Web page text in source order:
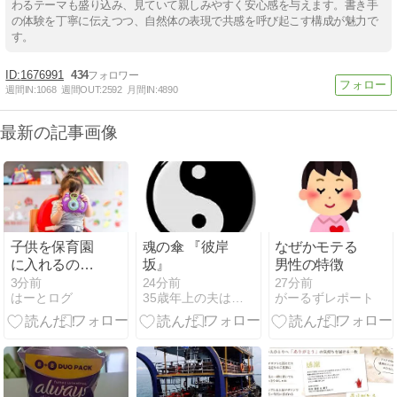
わるテーマも盛り込み、見ていて親しみやすく安心感を与えます。書き手
の体験を丁寧に伝えつつ、自然体の表現で共感を呼び起こす構成が魅力で
す。
1676991 434
週間IN:1068 週間OUT:2592 月間IN:4890
最新の記事画像
子供を保育園
に入れるのを
嫁が反対する
んやが
3分前
はーとログ
魂の傘 『彼岸
坂』
24分前
35歳年上の夫は師匠でエイリアン！
なぜかモテる
男性の特徴
27分前
がーるずレポート